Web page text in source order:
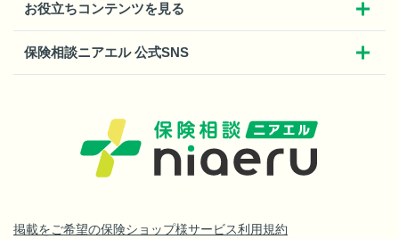
お役立ちコンテンツを見る
保険相談ニアエル 公式SNS
掲載をご希望の保険ショップ様サービス利用規約